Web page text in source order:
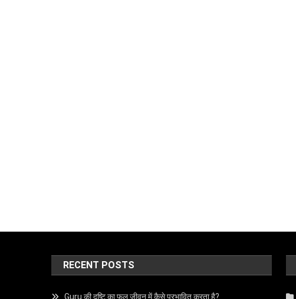
RECENT POSTS
Guru की दृष्टि का फल जीवन में कैसे प्रभावित करता है?